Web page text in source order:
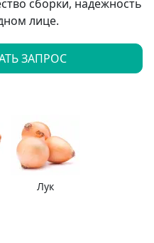
сборки, надежность
лице.
ЗАПРОС
Лук